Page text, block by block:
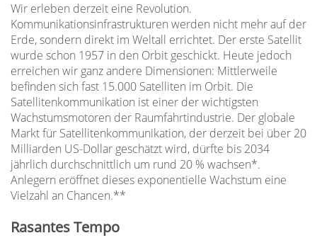
Wir erleben derzeit eine Revolution.
Kommunikationsinfrastrukturen werden nicht mehr auf der
Erde, sondern direkt im Weltall errichtet. Der erste Satellit
wurde schon 1957 in den Orbit geschickt. Heute jedoch
erreichen wir ganz andere Dimensionen: Mittlerweile
befinden sich fast 15.000 Satelliten im Orbit. Die
Satellitenkommunikation ist einer der wichtigsten
Wachstumsmotoren der Raumfahrtindustrie. Der globale
Markt für Satellitenkommunikation, der derzeit bei über 20
Milliarden US-Dollar geschätzt wird, dürfte bis 2034
jährlich durchschnittlich um rund 20 % wachsen*.
Anlegern eröffnet dieses exponentielle Wachstum eine
Vielzahl an Chancen.**
Rasantes Tempo